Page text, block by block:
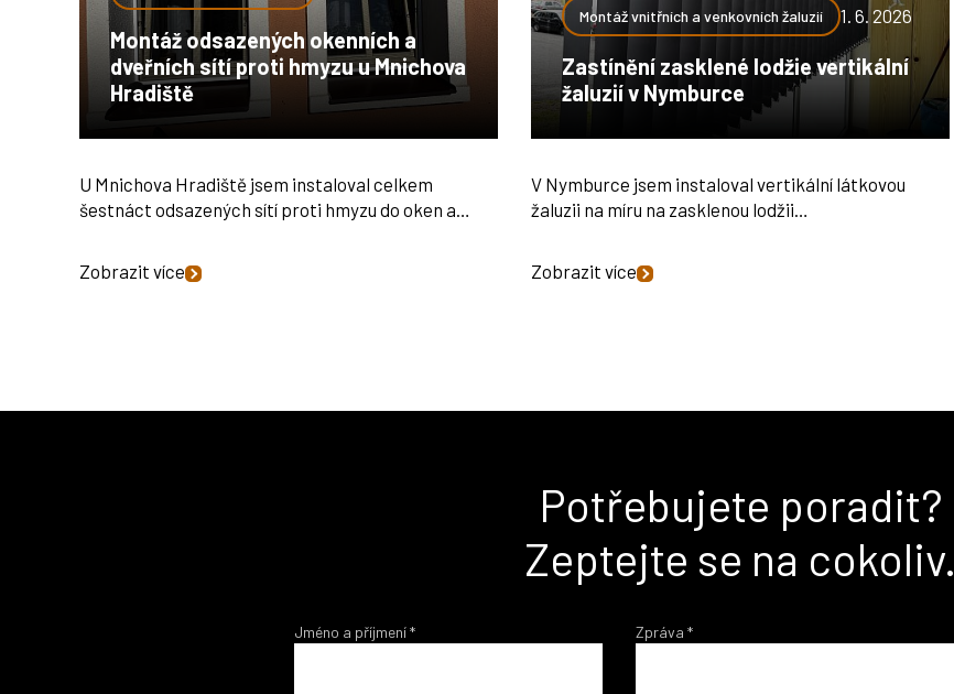
Montáž odsazených okenních a
dveřních sítí proti hmyzu u Mnichova
Hradiště
U Mnichova Hradiště jsem instaloval celkem
šestnáct odsazených sítí proti hmyzu do oken a…
Zobrazit více
Montáž vnitřních a venkovních žaluzií 1. 6. 2026
Zastínění zasklené lodžie vertikální
žaluzií v Nymburce
V Nymburce jsem instaloval vertikální látkovou
žaluzii na míru na zasklenou lodžii…
Zobrazit více
Potřebujete poradit?
Zeptejte se na cokoliv.
Jméno a příjmení* Zpráva *